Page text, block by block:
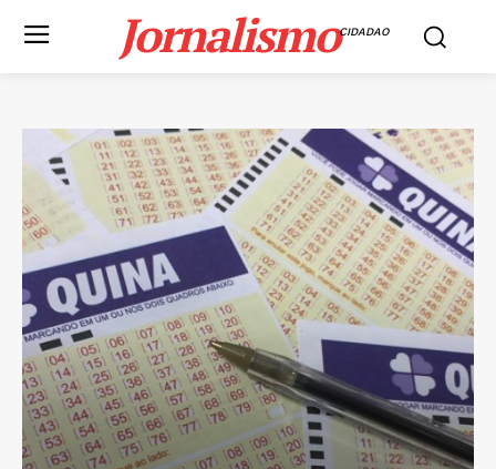
JornalismoCIDADAO